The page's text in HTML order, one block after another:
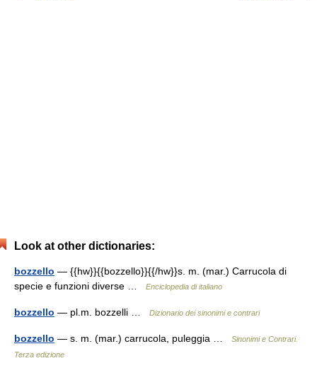
Look at other dictionaries:
bozzello — {{hw}}{{bozzello}}{{/hw}}s. m. (mar.) Carrucola di
specie e funzioni diverse …
Enciclopedia di italiano
bozzello — pl.m. bozzelli … Dizionario dei sinonimi e contrari
bozzello — s. m. (mar.) carrucola, puleggia …
Sinonimi e Contrari.
Terza edizione